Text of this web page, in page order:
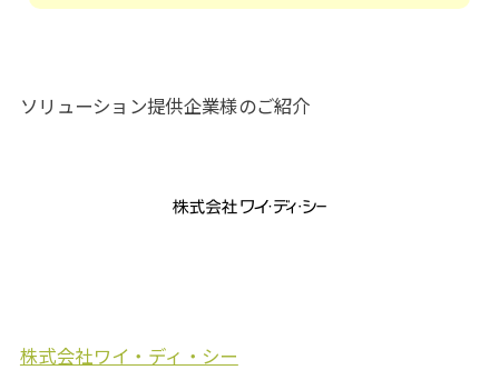
ソリューション提供企業様のご紹介
株式会社ワイ・ディ・シー